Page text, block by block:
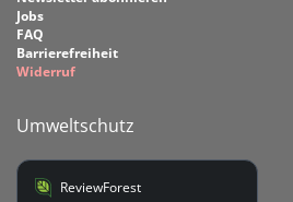
Jobs
FAQ
Barrierefreiheit
Widerruf
Umweltschutz
ReviewForest